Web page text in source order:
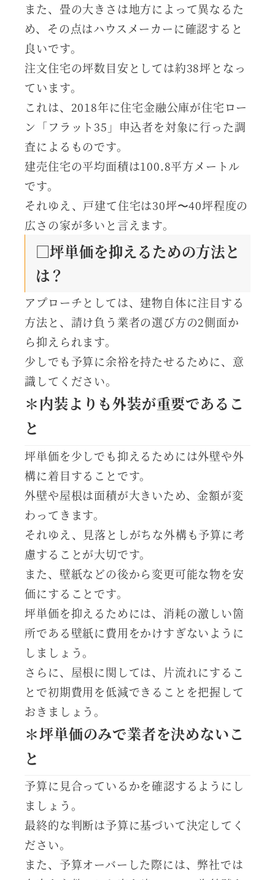
また、畳の大きさは地方によって異なるた
め、その点はハウスメーカーに確認すると
良いです。
注文住宅の坪数目安としては約38坪となっ
ています。
これは、2018年に住宅金融公庫が住宅ロー
ン「フラット35」申込者を対象に行った調
査によるものです。
建売住宅の平均面積は100.8平方メートル
です。
それゆえ、戸建て住宅は30坪〜40坪程度の
広さの家が多いと言えます。
□坪単価を抑えるための方法と
は？
アプローチとしては、建物自体に注目する
方法と、請け負う業者の選び方の2側面か
ら抑えられます。
少しでも予算に余裕を持たせるために、意
識してください。
＊内装よりも外装が重要であるこ
と
坪単価を少しでも抑えるためには外壁や外
構に着目することです。
外壁や屋根は面積が大きいため、金額が変
わってきます。
それゆえ、見落としがちな外構も予算に考
慮することが大切です。
また、壁紙などの後から変更可能な物を安
価にすることです。
坪単価を抑えるためには、消耗の激しい箇
所である壁紙に費用をかけすぎないように
しましょう。
さらに、屋根に関しては、片流れにするこ
とで初期費用を低減できることを把握して
おきましょう。
＊坪単価のみで業者を決めないこ
と
予算に見合っているかを確認するようにし
ましょう。
最終的な判断は予算に基づいて決定してく
ださい。
また、予算オーバーした際には、弊社では